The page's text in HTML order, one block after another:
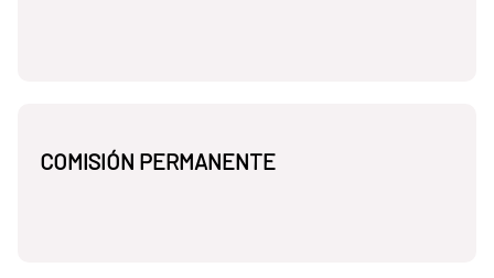
COMISIÓN PERMANENTE